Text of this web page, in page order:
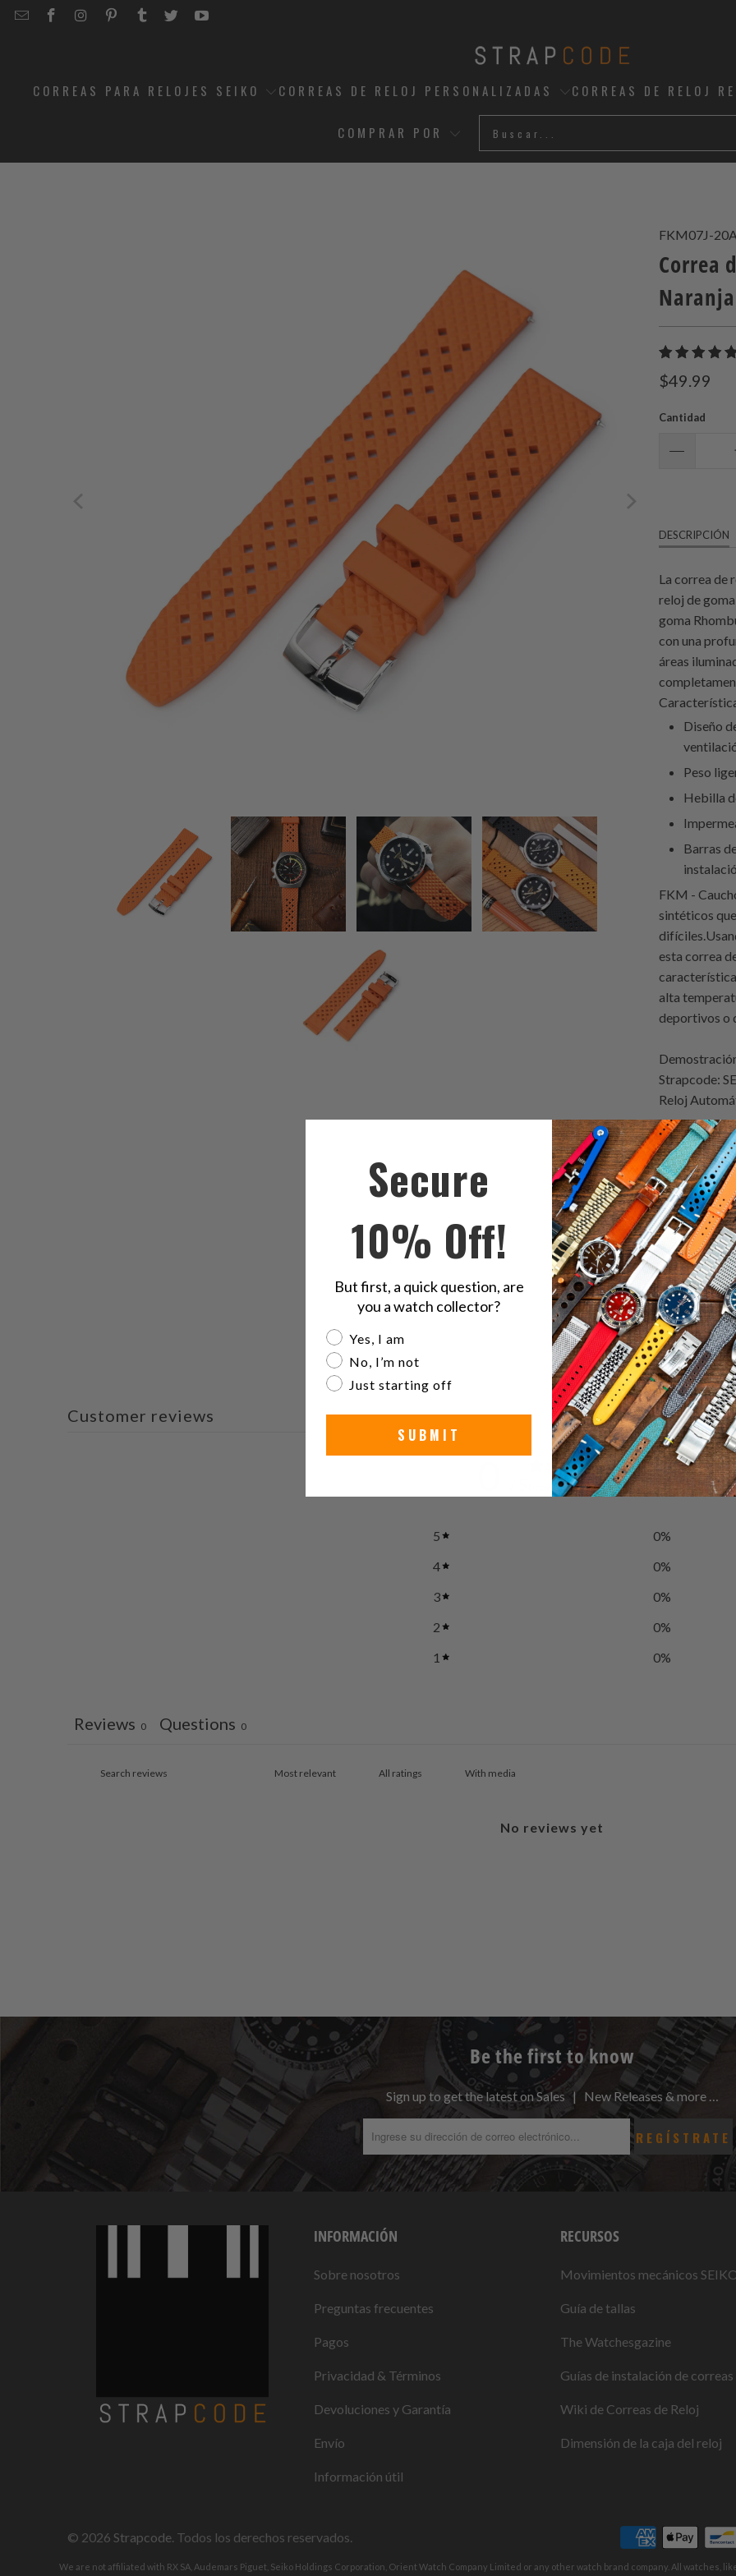
EMAILSTRAPCODE
STRAPCODE
STRAPCODE
STRAPCODE
STRAPCODE
STRAPCODE
CORREAS PARA RELOJES SEIKO CORREAS DE RELOJ PERSONALIZADAS CORREAS DE RELOJ
COMPRAR POR
FKM07J-
Correa
$49.99
Cantidad
DESCRIPCIÓN
La correa de
reloj de
goma
con una
áreas
Diseño
Peso
Hebilla
Barras
FKM -
sintéticos
esta correa
alta
deportivos o
Strapcode:
Reloj
esto
en
Twitter
Customer reviews
0 reviews
5 0%
4
0%
3
0%
2
0%
1
0%
Reviews 0 Questions 0
With media
No reviews yet
Be the first to know
Sign up to get the latest on Sales | New Releases & more …
INFORMACIÓN
Sobre nosotros
Preguntas frecuentes
Pagos
Privacidad & Términos
Devoluciones y Garantía
Envío
Información útil
RECURSOS
Movimientos mecánicos
Guía de tallas
The Watchesgazine
Guías de instalación de
Wiki de Correas de Reloj
Dimensión de la caja del reloj
© 2026 Strapcode . Todos los derechos reservados.
We are not affiliated with RX SA, Audemars Piguet, Seiko Holdings Corporation, Orient Watch Company Limited or any other watch brand company. All watches,
Secure
10% Off!
But first, a quick question, are
you a watch collector?
Are you a watch collector?
Yes, I am
No, I’m not
Just starting off
SUBMIT